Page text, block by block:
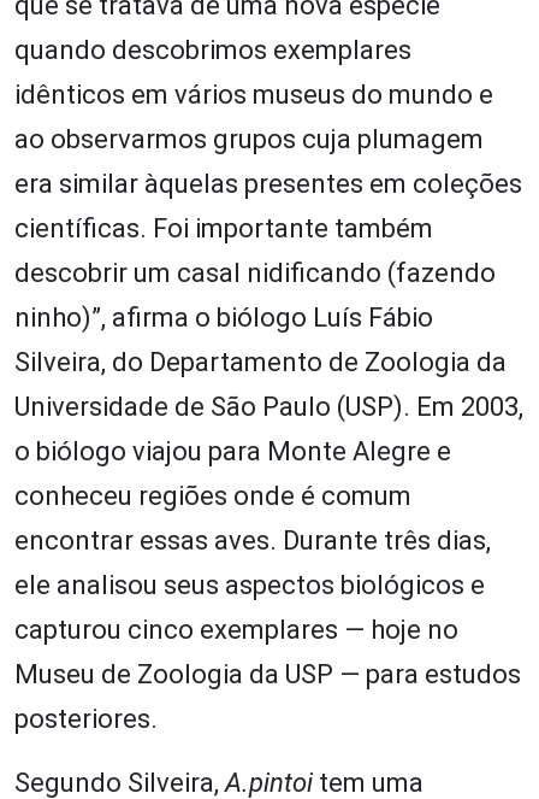
quando descobrimos exemplares
idênticos em vários museus do mundo e
ao observarmos grupos cuja plumagem
era similar àquelas presentes em coleções
científicas. Foi importante também
descobrir um casal nidificando (fazendo
ninho)”, afirma o biólogo Luís Fábio
Silveira, do Departamento de Zoologia da
Universidade de São Paulo (USP). Em 2003,
o biólogo viajou para Monte Alegre e
conheceu regiões onde é comum
encontrar essas aves. Durante três dias,
ele analisou seus aspectos biológicos e
capturou cinco exemplares — hoje no
Museu de Zoologia da USP — para estudos
posteriores.
Segundo Silveira,A.pintoi tem uma